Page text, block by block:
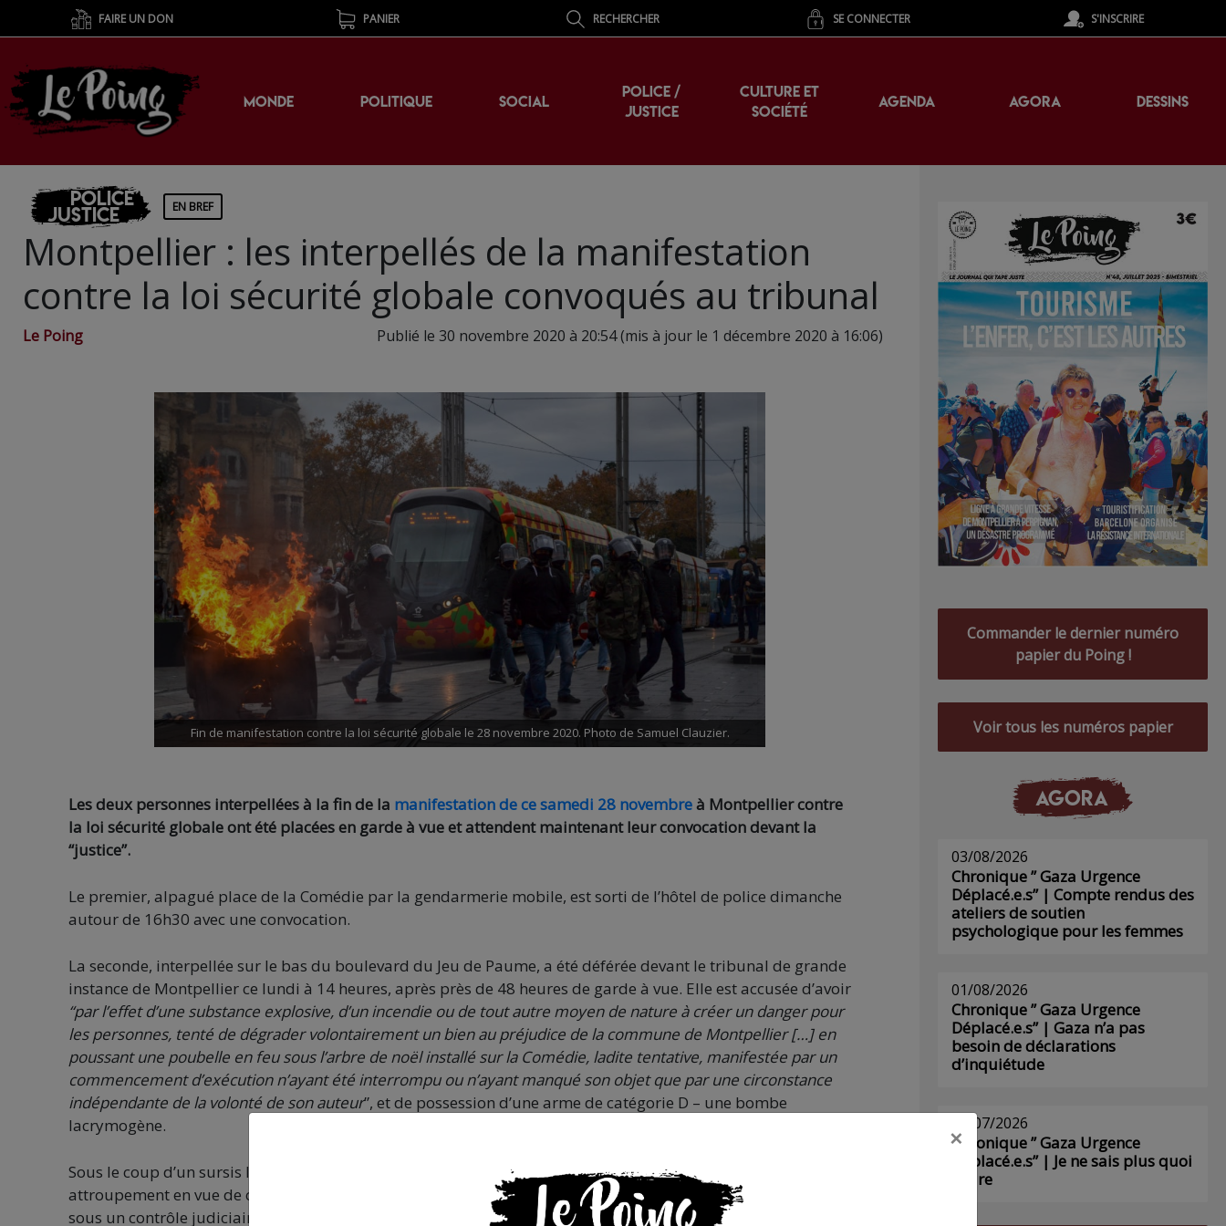
FAIRE UN DON PANIER RECHERCHER SE CONNECTER S'INSCRIRE
MONDE POLITIQUE SOCIAL
POLICE /
JUSTICE
CULTURE ET
SOCIÉTÉ
AGENDA AGORA DESSINS
Police
Justice EN BREF
Montpellier : les interpellés de la manifestation
contre la loi sécurité globale convoqués au tribunal
Le Poing Publié le 30 novembre 2020 à 20:54 (mis à jour le 1 décembre 2020 à 16:06)
Fin de manifestation contre la loi sécurité globale le 28 novembre 2020. Photo de Samuel Clauzier.
Les deux personnes interpellées à la fin de la manifestation de ce samedi 28 novembreà Montpellier contre
la loi sécurité globale ont été placées en garde à vue et attendent maintenant leur convocation devant la
“justice”.
Le premier, alpagué place de la Comédie par la gendarmerie mobile, est sorti de l’hôtel de police dimanche
autour de 16h30 avec une convocation.
La seconde, interpellée sur le bas du boulevard du Jeu de Paume, a été déférée devant le tribunal de grande
instance de Montpellier ce lundi à 14 heures, après près de 48 heures de garde à vue. Elle est accusée d’avoir
“par l’effet d’une substance explosive, d’un incendie ou de tout autre moyen de nature à créer un danger pour
les personnes, tenté de dégrader volontairement un bien au préjudice de la commune de Montpellier […] en
poussant une poubelle en feu sous l’arbre de noël installé sur la Comédie, ladite tentative, manifestée par un
commencement d’exécution n’ayant été interrompu ou n’ayant manqué son objet que par une circonstance
indépendante de la volonté de son auteur”, et de possession d’une arme de catégorie D – une bombe
lacrymogène.
Sous le coup d’un sursis lié au mouvement gilet jaune (pour dissimulation du visage et participation à un
attroupement en vue de commettre des violences), elle a refusé la comparution immédiate. Elle sort donc
sous un contrôle judiciaire strict, qui inclut une obligation de trouver une formation ou un travail,
Commander le dernier numéro
papier du Poing !
Voir tous les numéros papier
AGORA
03/08/2026
Chronique ” Gaza Urgence
Déplacé.e.s” | Compte rendus des
ateliers de soutien
psychologique pour les femmes
01/08/2026
Chronique ” Gaza Urgence
Déplacé.e.s” | Gaza n’a pas
besoin de déclarations
d’inquiétude
29/07/2026
Chronique ” Gaza Urgence
Déplacé.e.s” | Je ne sais plus quoi
écrire
×